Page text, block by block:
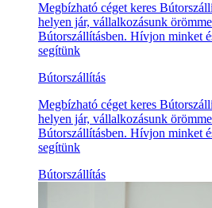
Megbízható céget keres
helyen jár, vállalkozásunk
Bútorszállításben. Hívjon minket
segítünk
Bútorszállítás
Megbízható céget keres
helyen jár, vállalkozásunk
Bútorszállításben. Hívjon minket
segítünk
Bútorszállítás